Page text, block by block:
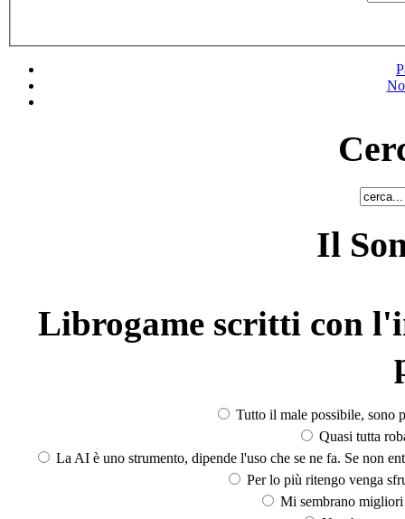
Il
Librogame scritti con
Tutto il male possibile, sono
Quasi tutta
La AI è uno strumento, dipende l'uso che se ne fa. Se non
Per lo più ritengo venga
Mi sembrano